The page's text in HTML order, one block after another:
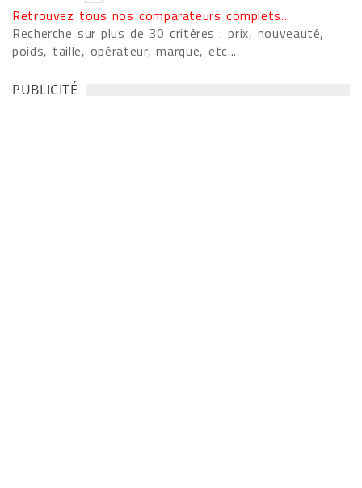
Retrouvez tous nos comparateurs complets...
Recherche sur plus de 30 critères : prix, nouveauté,
poids, taille, opérateur, marque, etc....
PUBLICITÉ